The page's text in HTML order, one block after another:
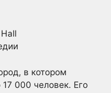
в котором
000 человек. Его